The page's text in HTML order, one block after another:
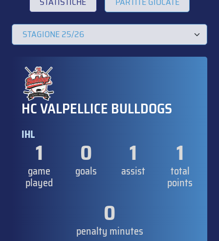
HC VALPELLICE BULLDOGS
IHL
1
game
played
0
goals
1
assist
1
total
points
0
penalty minutes